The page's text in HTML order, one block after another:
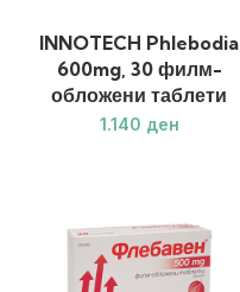
INNOTECH Phlebodia
600mg, 30 филм-
обложени таблети
ден